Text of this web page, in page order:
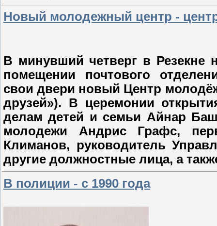
Новый молодежный центр -
В минувший четверг в
помещении почтового
свои двери новый Центр
друзей»). В церемонии
делам детей и семьи Айнар
молодежи Андрис Графс,
Климанов, руководитель
другие должностные лица, а
В полиции - с 1990 года